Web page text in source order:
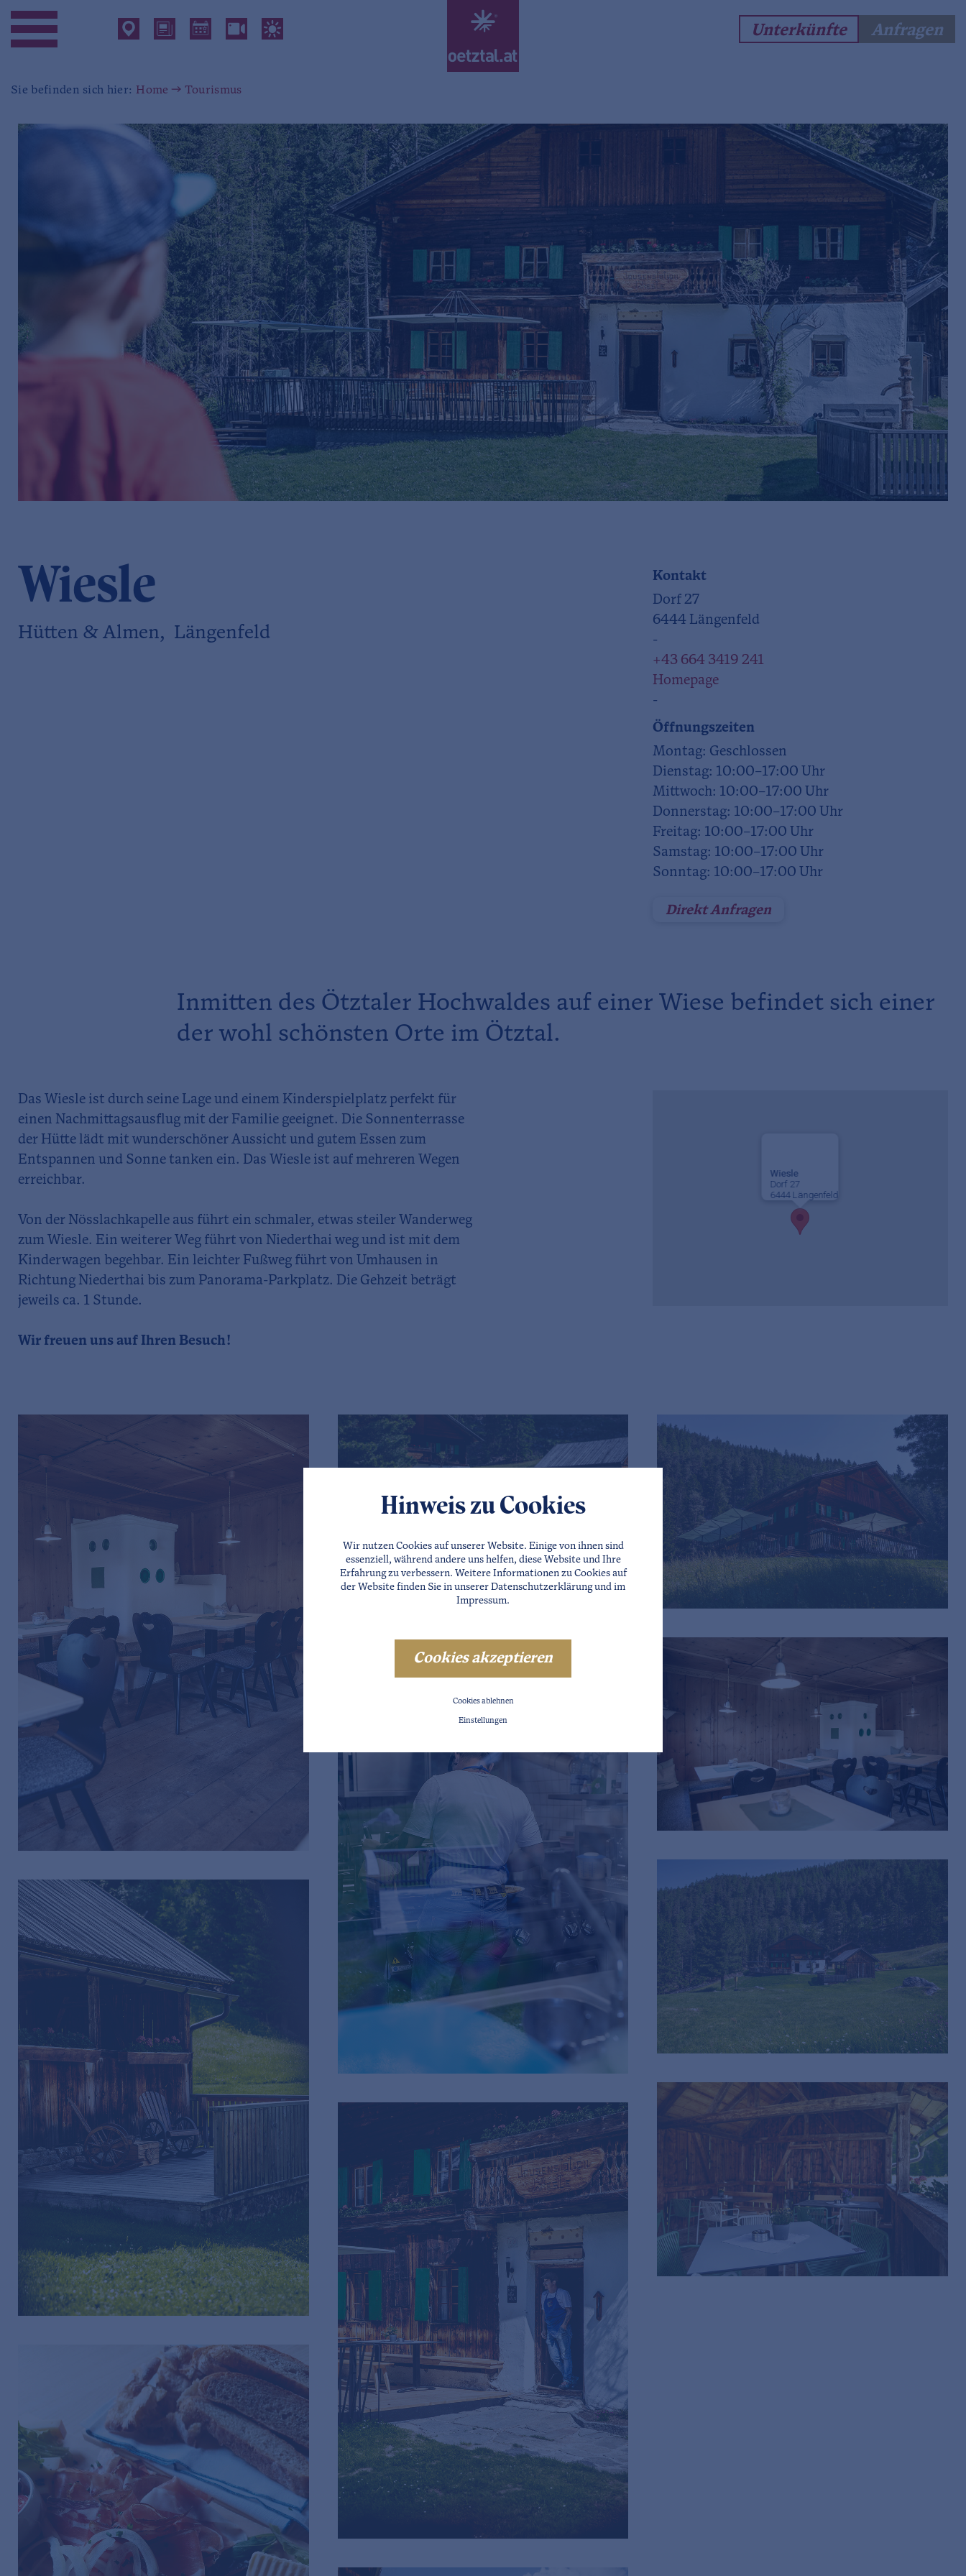
Sie befinden sich hier: Home Tourismus
Wiesle
Hütten & Almen, Längenfeld
Kontakt
Dorf 27
6444 Längenfeld
-
+43 664 3419 241
Homepage
-
Öffnungszeiten
Montag: Geschlossen
Dienstag: 10:00–17:00 Uhr
Mittwoch: 10:00–17:00 Uhr
Donnerstag: 10:00–17:00 Uhr
Freitag: 10:00–17:00 Uhr
Samstag: 10:00–17:00 Uhr
Sonntag: 10:00–17:00 Uhr
Direkt Anfragen
Inmitten des Ötztaler Hochwaldes auf einer Wiese befindet sich einer
der wohl schönsten Orte im Ötztal.
Das Wiesle ist durch seine Lage und einem Kinderspielplatz perfekt für
einen Nachmittagsausflug mit der Familie geeignet. Die Sonnenterrasse
der Hütte lädt mit wunderschöner Aussicht und gutem Essen zum
Entspannen und Sonne tanken ein. Das Wiesle ist auf mehreren Wegen
erreichbar.
Von der Nösslachkapelle aus führt ein schmaler, etwas steiler Wanderweg
zum Wiesle. Ein weiterer Weg führt von Niederthai weg und ist mit dem
Kinderwagen begehbar. Ein leichter Fußweg führt von Umhausen in
Richtung Niederthai bis zum Panorama-Parkplatz. Die Gehzeit beträgt
jeweils ca. 1 Stunde.
Wir freuen uns auf Ihren Besuch!
Wiesle
Dorf 27
6444 Längenfeld
Hinweis zu Cookies
Wir nutzen Cookies auf unserer Website. Einige von ihnen sind
essenziell, während andere uns helfen, diese Website und Ihre
Erfahrung zu verbessern. Weitere Informationen zu Cookies auf
der Website finden Sie in unserer Datenschutzerklärungund im
Impressum.
Cookies akzeptieren
Cookies ablehnen
Einstellungen
Unterkünfte Anfragen